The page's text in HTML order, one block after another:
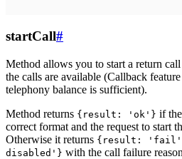
startCall#
Method allows you to start a return
the calls are available (Callback
telephony balance is sufficient).
Method returns {result: 'ok'} if
correct format and the request to start
Otherwise it returns {result: 'fail',
disabled'} with the call failure